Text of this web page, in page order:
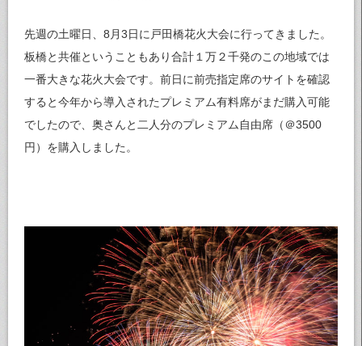
先週の土曜日、8月3日に戸田橋花火大会に行ってきました。
板橋と共催ということもあり合計１万２千発のこの地域では
一番大きな花火大会です。前日に前売指定席のサイトを確認
すると今年から導入されたプレミアム有料席がまだ購入可能
でしたので、奥さんと二人分のプレミアム自由席（＠3500
円）を購入しました。